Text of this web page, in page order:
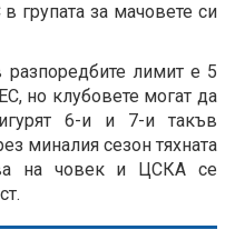
групата за мачовете си
лимит е 5
но клубовете могат да
6-и и 7-и такъв
миналия сезон тяхната
на човек и ЦСКА се